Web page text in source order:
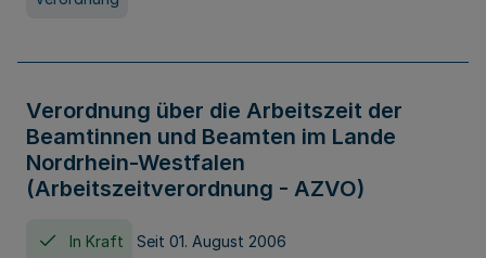
Verordnung über die Arbeitszeit der
Beamtinnen und Beamten im Lande
Nordrhein-Westfalen
(Arbeitszeitverordnung - AZVO)
In Kraft Seit 01. August 2006